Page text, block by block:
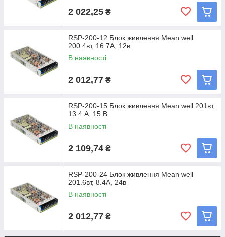
2 022,25 ₴
RSP-200-12 Блок живлення Mean well
200.4вт, 16.7А, 12в
В наявності
2 012,77 ₴
RSP-200-15 Блок живлення Mean well 201вт,
13.4 А, 15 В
В наявності
2 109,74 ₴
RSP-200-24 Блок живлення Mean well
201.6вт, 8.4А, 24в
В наявності
2 012,77 ₴